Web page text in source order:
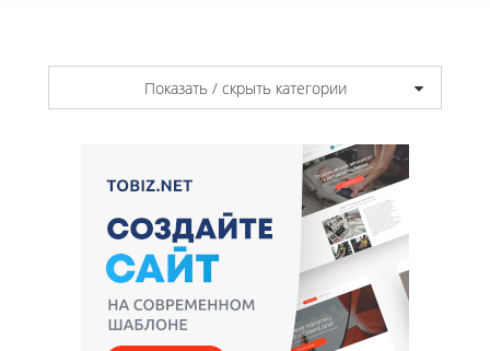
Показать / скрыть категории